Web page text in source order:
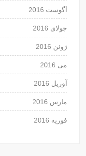
آگوست 2016
جولای 2016
ژوئن 2016
می 2016
آوریل 2016
مارس 2016
فوریه 2016